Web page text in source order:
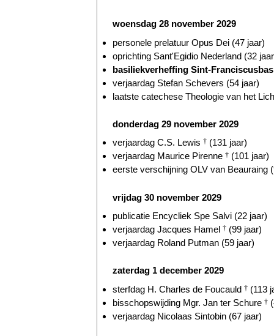
woensdag 28 november 2029
personele prelatuur Opus Dei (47 jaar)
oprichting Sant'Egidio Nederland (32
basiliekverheffing Sint-
verjaardag Stefan Schevers (54 jaar)
laatste catechese Theologie van het
donderdag 29 november 2029
verjaardag C.S. Lewis † (131 jaar)
verjaardag Maurice Pirenne † (101 jaar)
eerste verschijning OLV van Beauraing
vrijdag 30 november 2029
publicatie Encycliek Spe Salvi (22 jaar)
verjaardag Jacques Hamel † (99 jaar)
verjaardag Roland Putman (59 jaar)
zaterdag 1 december 2029
sterfdag H. Charles de Foucauld † (113
bisschopswijding Mgr. Jan ter Schure †
verjaardag Nicolaas Sintobin (67 jaar)